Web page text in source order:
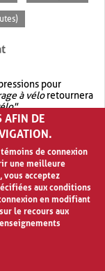
pour
à véloretournera
.
OR.garage OR vélo
garage à vélo
AFIN DE
de connexion
une meilleure
vous acceptez
aux conditions
en modifiant
le recours aux